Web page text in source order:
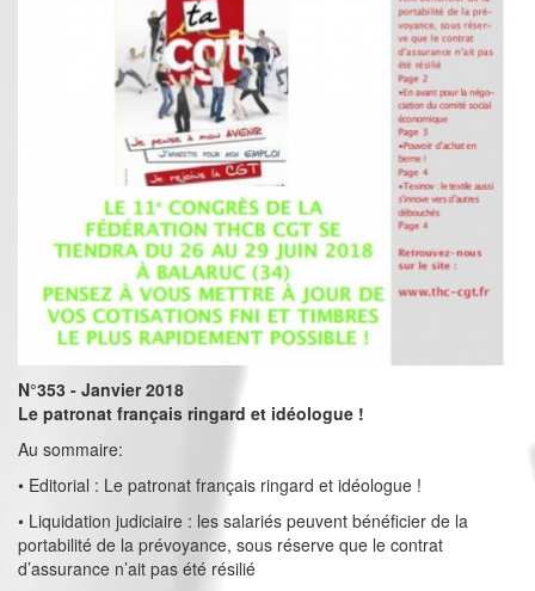
N°353 - Janvier 2018
Le patronat français ringard et idéologue !
Au sommaire:
• Editorial : Le patronat français ringard et idéologue !
• Liquidation judiciaire : les salariés peuvent bénéficier de la
portabilité de la prévoyance, sous réserve que le contrat
d’assurance n’ait pas été résilié